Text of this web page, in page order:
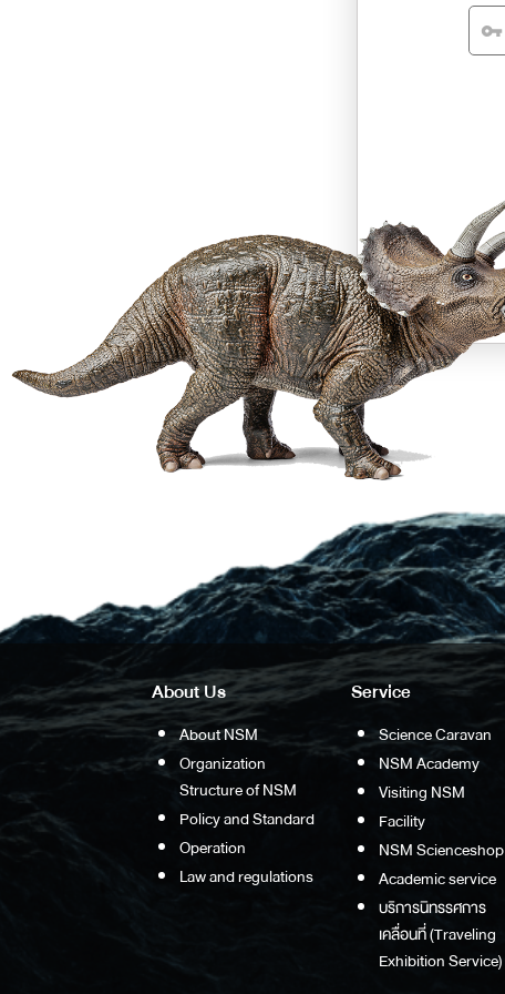
About Us
About NSM
Organization
Structure of NSM
Policy and Standard
Operation
Law and regulations
Service
Science Caravan
NSM Academy
Visiting NSM
Facility
NSM Scienceshop
Academic service
บริการนิทรรศการ
เคลื่อนที่ (Traveling
Exhibition Service)